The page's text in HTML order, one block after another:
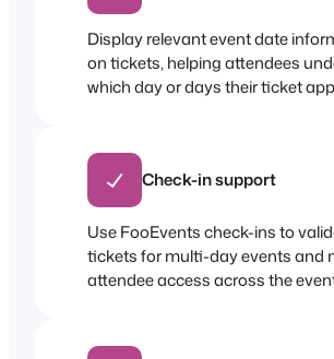
Display relevant event date
on tickets, helping attendees
which day or days their ticket
Check-in support
Use FooEvents check-ins to
tickets for multi-day events and
attendee access across the